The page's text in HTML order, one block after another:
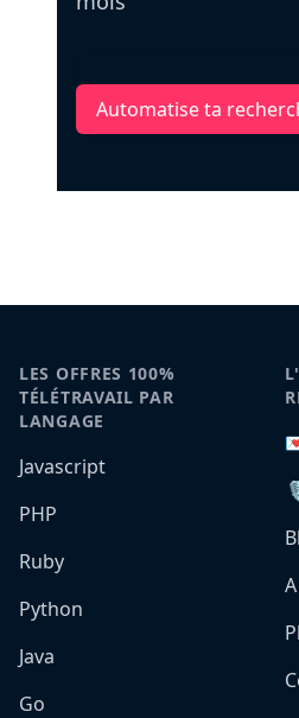
Automatise ta
LES OFFRES 100%
TÉLÉTRAVAIL PAR
LANGAGE
Javascript
PHP
Ruby
Python
Java
Go